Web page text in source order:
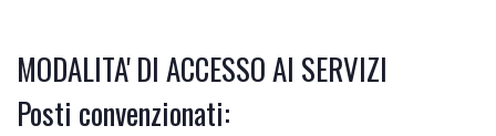
MODALITA' DI ACCESSO AI SERVIZI
Posti convenzionati: